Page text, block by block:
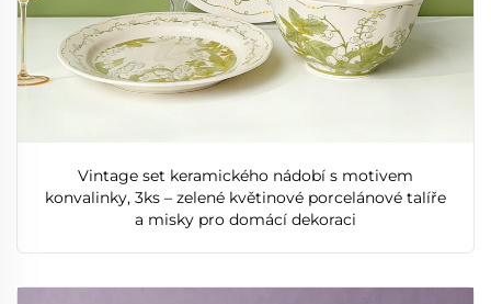
Vintage set keramického nádobí s motivem
konvalinky, 3ks – zelené květinové porcelánové talíře
a misky pro domácí dekoraci